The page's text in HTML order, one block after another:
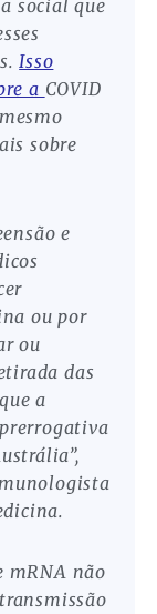
social que
Isso
a COVID
sobre
e
ou por
ou
das
a
mRNA não